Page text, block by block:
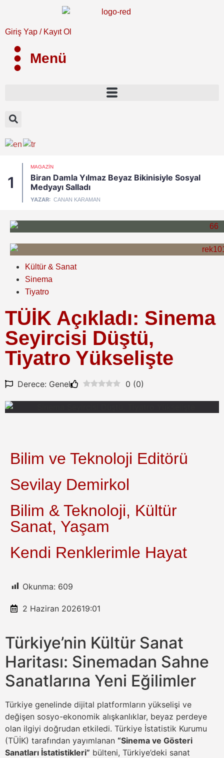
Giriş Yap / Kayıt Ol
Menü
1
MAGAZIN
Biran Damla Yılmaz Beyaz Bikinisiyle Sosyal
Medyayı Salladı
YAZAR: CANAN KARAMAN
Kültür & Sanat
Sinema
Tiyatro
TÜİK Açıkladı: Sinema
Seyircisi Düştü,
Tiyatro Yükselişte
Derece: Genel 0 (0)
Bilim ve Teknoloji Editörü
Sevilay Demirkol
Bilim & Teknoloji, Kültür
Sanat, Yaşam
Kendi Renklerimle Hayat
Okunma: 609
2 Haziran 202619:01
Türkiye’nin Kültür Sanat
Haritası: Sinemadan Sahne
Sanatlarına Yeni Eğilimler
Türkiye genelinde dijital platformların yükselişi ve
değişen sosyo-ekonomik alışkanlıklar, beyaz perdeye
olan ilgiyi doğrudan etkiledi. Türkiye İstatistik Kurumu
(TÜİK) tarafından yayımlanan “Sinema ve Gösteri
Sanatları İstatistikleri” bülteni, Türkiye’deki sanat